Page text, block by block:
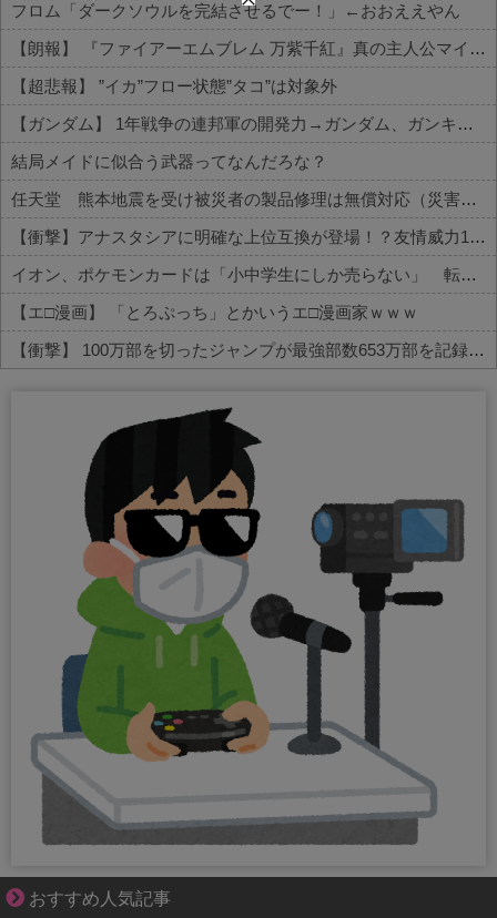
フロム「ダークソウルを完結させるでー！」←おおええやん
【朗報】 『ファイアーエムブレム 万紫千紅』真の主人公マイユニはキャラメイクが可能
【超悲報】 ”イカ”フロー状態”タコ”は対象外
【ガンダム】 1年戦争の連邦軍の開発力→ガンダム、ガンキャノン、ガンタンク、ジム、ボール
結局メイドに似合う武器ってなんだろな？
任天堂 熊本地震を受け被災者の製品修理は無償対応（災害救助法適用地域） 義援金5000万円寄付
【衝撃】アナスタシアに明確な上位互換が登場！？友情威力10倍級のバケモン性能
イオン、ポケモンカードは「小中学生にしか売らない」 転売対策の決断が「素晴らしい」
【エ□漫画】 「とろぷっち」とかいうエ□漫画家ｗｗｗ
【衝撃】 100万部を切ったジャンプが最強部数653万部を記録した時の週刊少年ジャンプの面子がヤバすぎる
おすすめ人気記事
好青年の片思いが壊れていくまで